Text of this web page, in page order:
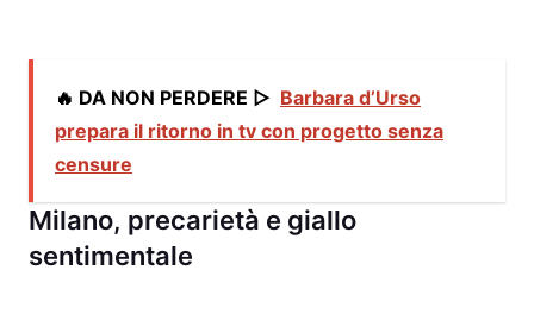
🔥 DA NON PERDERE ▷ Barbara d’Urso
prepara il ritorno in tv con progetto senza
censure
Milano, precarietà e giallo
sentimentale